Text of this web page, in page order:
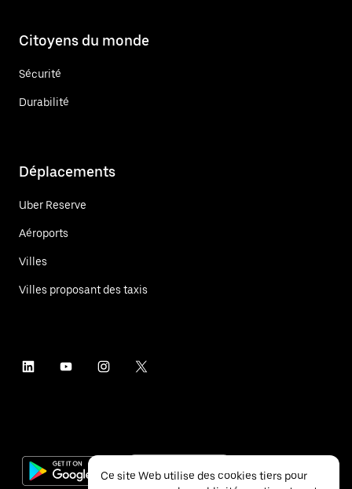
Citoyens du monde
Sécurité
Durabilité
Déplacements
Uber Reserve
Aéroports
Villes
Villes proposant des taxis
Ce site Web utilise des cookies tiers pour